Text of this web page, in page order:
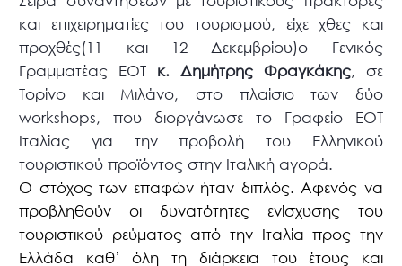
και επιχειρηματίες του τουρισμού, είχε χθες και
προχθές(11 και 12 Δεκεμβρίου)ο Γενικός
Γραμματέας ΕΟΤ κ. Δημήτρης Φραγκάκης, σε
Τορίνο και Μιλάνο, στο πλαίσιο των δύο
workshops, που διοργάνωσε το Γραφείο ΕΟΤ
Ιταλίας για την προβολή του Ελληνικού
τουριστικού προϊόντος στην Ιταλική αγορά.
Ο στόχος των επαφών ήταν διπλός. Αφενός να
προβληθούν οι δυνατότητες ενίσχυσης του
τουριστικού ρεύματος από την Ιταλία προς την
Ελλάδα καθ’ όλη τη διάρκεια του έτους και